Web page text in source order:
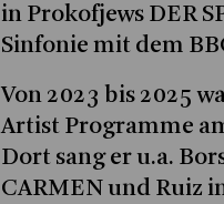
in Prokofjews DER
Sinfonie mit dem
Von 2023 bis 2025
Artist Programme
Dort sang er u.a.
CARMEN und Ruiz